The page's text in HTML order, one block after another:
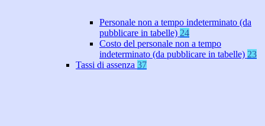
Personale non a tempo indeterminato (da
pubblicare in tabelle) 24
Costo del personale non a tempo
indeterminato (da pubblicare in tabelle) 23
Tassi di assenza 37